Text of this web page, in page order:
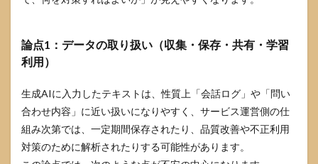
4.3
通の
攻撃
（プ
ロン
プト
イン
ジェ
クシ
論点1：データの取り扱い（収集・保存・共有・学習
利用）
生成AIに入力したテキストは、性質上「会話ログ」や「問い
合わせ内容」に近い扱いになりやすく、サービス運営側の仕
組み次第では、一定期間保存されたり、品質改善や不正利用
対策のために解析されたりする可能性があります。